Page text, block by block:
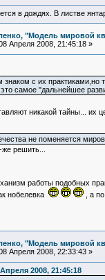
в дождях. В листве
"Модель мировой
Апреля 2008, 21:45:18 »
с их практиками,но
самое "дальнейшее
никакой тайны... их
не поменяется
же решить...
работы подобных
нобелевка
, а по
"Модель мировой
Апреля 2008, 22:33:43 »
2008, 21:45:18